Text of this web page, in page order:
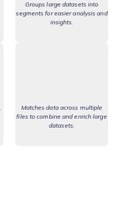
Groups large datasets into
segments for easier analysis and
insights.
Matches data across multiple
files to combine and enrich large
datasets.